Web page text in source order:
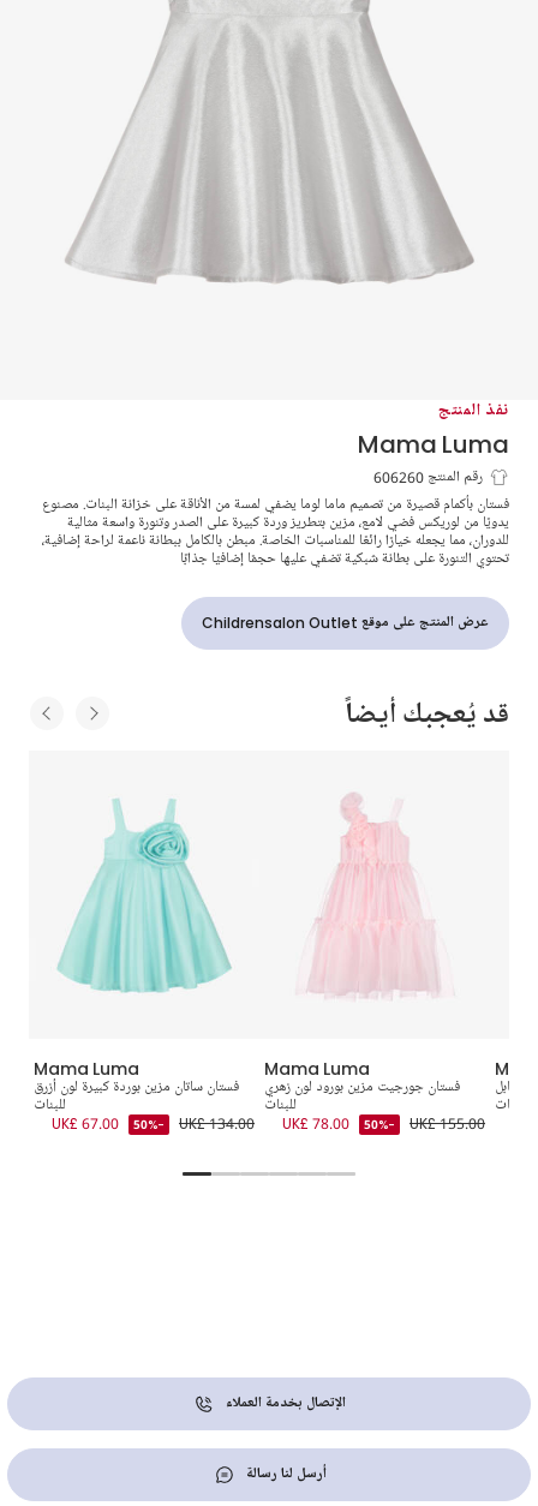
نفذ المنتج
Mama Luma
فستان ساتان مزين بوردة لون فضي متاليك
رقم المنتج 606260
فستان بأكمام قصيرة من تصميم ماما لوما يضفي لمسة من الأناقة على خزانة البنات. مصنوع
يدويًا من لوريكس فضي لامع، مزين بتطريز وردة كبيرة على الصدر وتنورة واسعة مثالية
للدوران، مما يجعله خيارًا رائعًا للمناسبات الخاصة. مبطن بالكامل ببطانة ناعمة لراحة إضافية،
تحتوي التنورة على بطانة شبكية تضفي عليها حجمًا إضافيًا جذابًا
عرض المنتج على موقع Childrensalon Outlet
قد يُعجبك أيضاً
Mama Luma
فستان ساتان مزين بوردة كبيرة لون أزرق
للبنات
UK£ 134.00
-50%
UK£ 67.00
Mama Luma
فستان جورجيت مزين بورود لون زهري
للبنات
UK£ 155.00
-50%
UK£ 78.00
قابل
للبنات
الإتصال بخدمة العملاء
أرسل لنا رسالة